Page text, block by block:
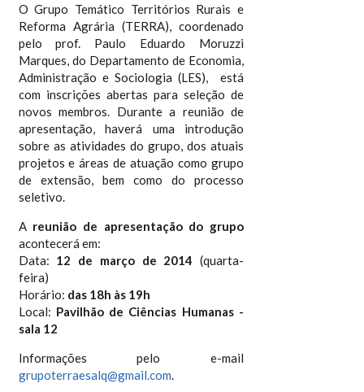
O Grupo Temático Territórios Rurais e
Reforma Agrária (TERRA), coordenado
pelo prof. Paulo Eduardo Moruzzi
Marques, do Departamento de Economia,
Administração e Sociologia (LES), está
com inscrições abertas para seleção de
novos membros. Durante a reunião de
apresentação, haverá uma introdução
sobre as atividades do grupo, dos atuais
projetos e áreas de atuação como grupo
de extensão, bem como do processo
seletivo.
A reunião de apresentação do grupo
acontecerá em:
Data: 12 de março de 2014(quarta-
feira)
Horário: das 18h às 19h
Local: Pavilhão de Ciências Humanas -
sala 12
Informações pelo e-mail
grupoterraesalq@gmail.com.